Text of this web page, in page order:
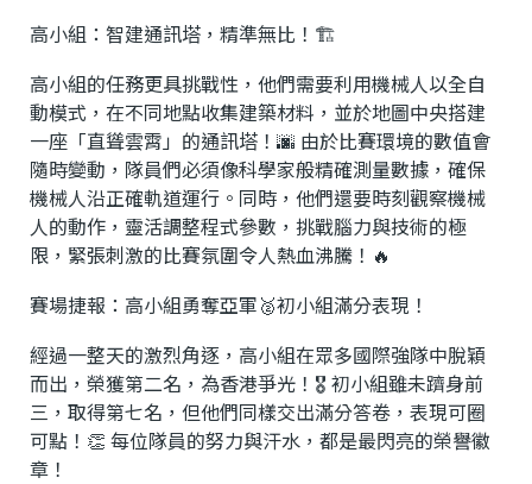
高小組：智建通訊塔，精準無比！🏗
高小組的任務更具挑戰性，他們需要利用機械人以全自
動模式，在不同地點收集建築材料，並於地圖中央搭建
一座「直聳雲霄」的通訊塔！🌆 由於比賽環境的數值會
隨時變動，隊員們必須像科學家般精確測量數據，確保
機械人沿正確軌道運行。同時，他們還要時刻觀察機械
人的動作，靈活調整程式參數，挑戰腦力與技術的極
限，緊張刺激的比賽氛圍令人熱血沸騰！🔥
賽場捷報：高小組勇奪亞軍🥈初小組滿分表現！
經過一整天的激烈角逐，高小組在眾多國際強隊中脫穎
而出，榮獲第二名，為香港爭光！🎖 初小組雖未躋身前
三，取得第七名，但他們同樣交出滿分答卷，表現可圈
可點！👏 每位隊員的努力與汗水，都是最閃亮的榮譽徽
章！